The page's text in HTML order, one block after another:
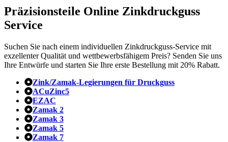
Präzisionsteile Online Zinkdruckguss
Service
Suchen Sie nach einem individuellen Zinkdruckguss-Service mit
exzellenter Qualität und wettbewerbsfähigem Preis? Senden Sie uns
Ihre Entwürfe und starten Sie Ihre erste Bestellung mit 20% Rabatt.
Zink/Zamak-Legierungen für Druckguss
ACuZinc5
EZAC
Zamak 2
Zamak 3
Zamak 5
Zamak 7